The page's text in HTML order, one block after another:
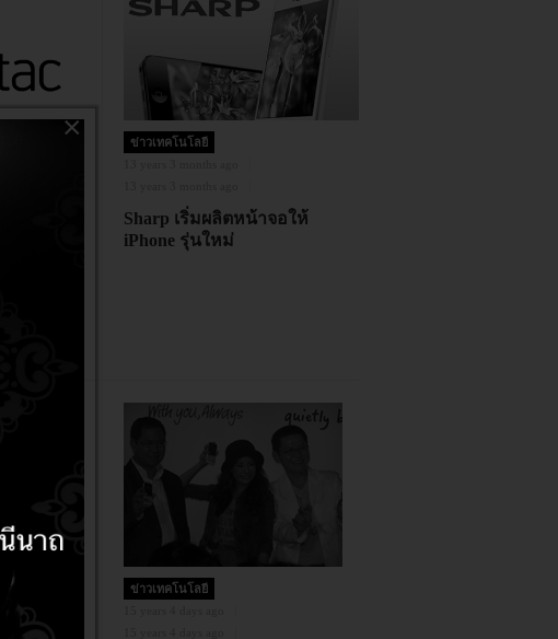
ข่งตลาด
ข่าวเทคโนโลยี
Sharp เริ่มผลิตหน้าจอให้
iPhone รุ่นใหม่
นเกม
ข่าวเทคโนโลยี
×